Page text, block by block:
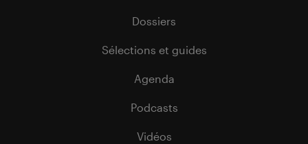
Dossiers
Sélections et guides
Agenda
Podcasts
Vidéos